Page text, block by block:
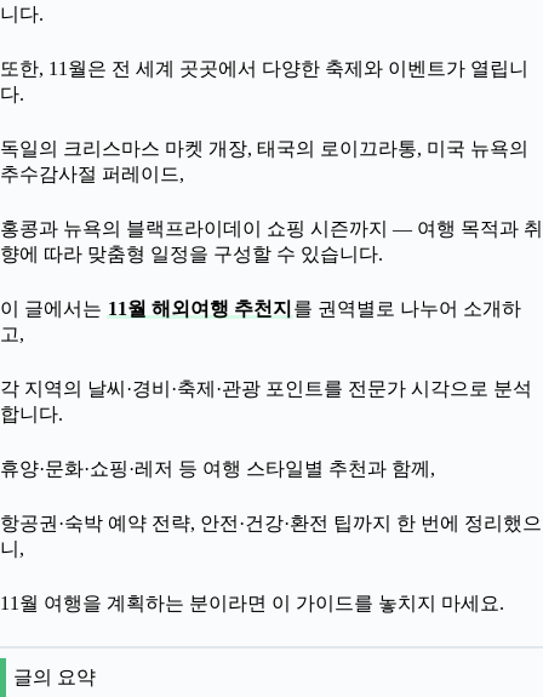
니다.
또한, 11월은 전 세계 곳곳에서 다양한 축제와 이벤트가 열립니
다.
독일의 크리스마스 마켓 개장, 태국의 로이끄라통, 미국 뉴욕의
추수감사절 퍼레이드,
홍콩과 뉴욕의 블랙프라이데이 쇼핑 시즌까지 — 여행 목적과 취
향에 따라 맞춤형 일정을 구성할 수 있습니다.
이 글에서는 11월 해외여행 추천지 를 권역별로 나누어 소개하
고,
각 지역의 날씨·경비·축제·관광 포인트를 전문가 시각으로 분석
합니다.
휴양·문화·쇼핑·레저 등 여행 스타일별 추천과 함께,
항공권·숙박 예약 전략, 안전·건강·환전 팁까지 한 번에 정리했으
니,
11월 여행을 계획하는 분이라면 이 가이드를 놓치지 마세요.
글의 요약